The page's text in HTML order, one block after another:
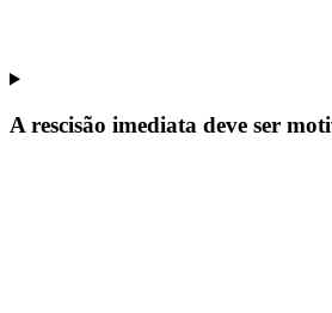
A rescisão imediata deve ser